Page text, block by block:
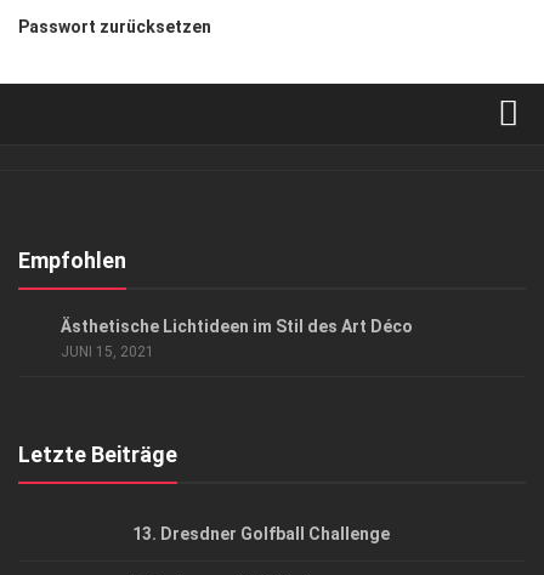
Passwort zurücksetzen
Kontakt, Impressum
Empfohlen
Ästhetische Lichtideen im Stil des Art Déco
JUNI 15, 2021
Letzte Beiträge
13. Dresdner Golfball Challenge